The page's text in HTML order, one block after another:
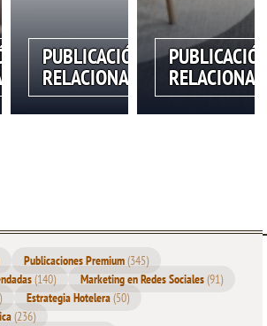
PUBLICACIÓN
RELACIONADA
Publicaciones Premium(345)
(140) Marketing en Redes Sociales(91)
Estrategia Hotelera(50)
(236)